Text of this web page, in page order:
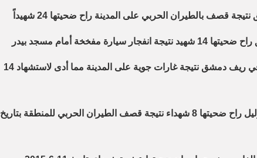
2- مجزرة في مدينة دوما بريف دمشق نتيجة قصف بالطيران الحربي على المدينة راح ضحيتها 24 شهيداً
3- مجزرة في مدينة التل بريف دمشق راح ضحيتها 14 شهيد نتيجة انفجار سيارة مفخخة أمام مسجد بيدر
4- مجزرة في مدينة دوما المحاصرة في ريف دمشق نتيجة غارات جوية على المدينة مما أدى لاستشهاد 14
1- مجزرة في دير الزور عند معبر البوليل راح ضحيتها 8 شهداء نتيجة قصف الطيران الحربي للمنطقة بتاريخ